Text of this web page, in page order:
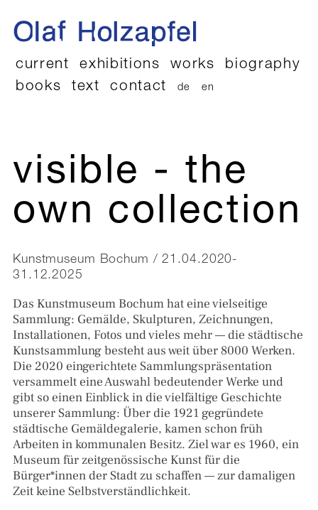
current exhibitions works
biography
books
text contact de en
visible - the
own collection
Kunstmuseum Bochum / 21.04.2020-
31.12.2025
Das Kunstmuseum Bochum hat eine vielseitige
Sammlung: Gemälde, Skulpturen, Zeichnungen,
Installationen, Fotos und vieles mehr — die städtische
Kunstsammlung besteht aus weit über 8000 Werken.
Die 2020 eingerichtete Sammlungspräsentation
versammelt eine Auswahl bedeutender Werke und
gibt so einen Einblick in die vielfältige Geschichte
unserer Sammlung: Über die 1921 gegründete
städtische Gemäldegalerie, kamen schon früh
Arbeiten in kommunalen Besitz. Ziel war es 1960, ein
Museum für zeitgenössische Kunst für die
Bürger*innen der Stadt zu schaffen — zur damaligen
Zeit keine Selbstverständlichkeit.